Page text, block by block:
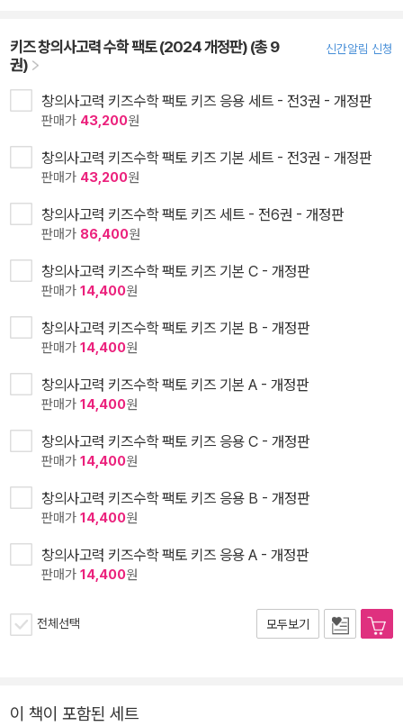
키즈 창의사고력 수학 팩토 (2024 개정판) (총 9
권)
신간알림 신청
창의사고력 키즈수학 팩토 키즈 응용 세트 - 전3권 - 개정판
판매가 43,200원
창의사고력 키즈수학 팩토 키즈 기본 세트 - 전3권 - 개정판
판매가 43,200원
창의사고력 키즈수학 팩토 키즈 세트 - 전6권 - 개정판
판매가 86,400원
창의사고력 키즈수학 팩토 키즈 기본 C - 개정판
판매가 14,400원
창의사고력 키즈수학 팩토 키즈 기본 B - 개정판
판매가 14,400원
창의사고력 키즈수학 팩토 키즈 기본 A - 개정판
판매가 14,400원
창의사고력 키즈수학 팩토 키즈 응용 C - 개정판
판매가 14,400원
창의사고력 키즈수학 팩토 키즈 응용 B - 개정판
판매가 14,400원
창의사고력 키즈수학 팩토 키즈 응용 A - 개정판
판매가 14,400원
전체선택 모두보기
이 책이 포함된 세트